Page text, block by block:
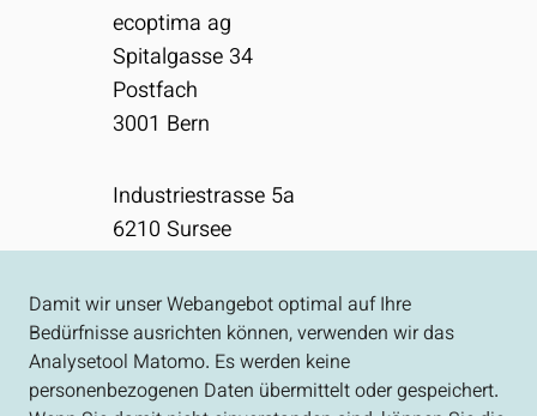
ecoptima ag
Spitalgasse 34
Postfach
3001 Bern
Industriestrasse 5a
6210 Sursee
031 310 50 80
info[at]ecoptima.ch
Impressum
Damit wir unser Webangebot optimal auf Ihre
Bedürfnisse ausrichten können, verwenden wir das
Analysetool Matomo. Es werden keine
personenbezogenen Daten übermittelt oder gespeichert.